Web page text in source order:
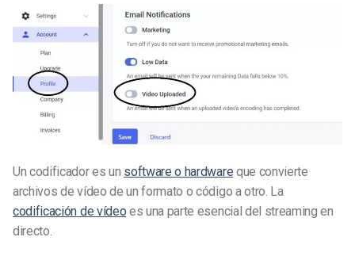
Un codificador es un software o hardware que convierte
archivos de vídeo de un formato o código a otro. La
codificación de vídeo es una parte esencial del streaming en
directo.